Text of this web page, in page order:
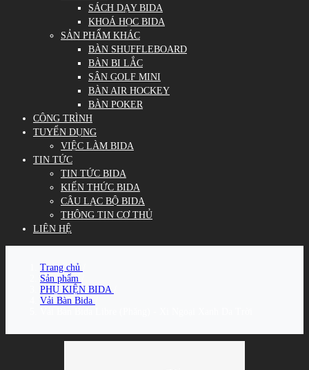
SÁCH DẠY BIDA
KHOÁ HỌC BIDA
SẢN PHẨM KHÁC
BÀN SHUFFLEBOARD
BÀN BI LẮC
SÂN GOLF MINI
BÀN AIR HOCKEY
BÀN POKER
CÔNG TRÌNH
TUYỂN DỤNG
VIỆC LÀM BIDA
TIN TỨC
TIN TỨC BIDA
KIẾN THỨC BIDA
CÂU LẠC BỘ BIDA
THÔNG TIN CƠ THỦ
LIÊN HỆ
Trang chủ
Sản phẩm
PHỤ KIỆN BIDA
Vải Bàn Bida